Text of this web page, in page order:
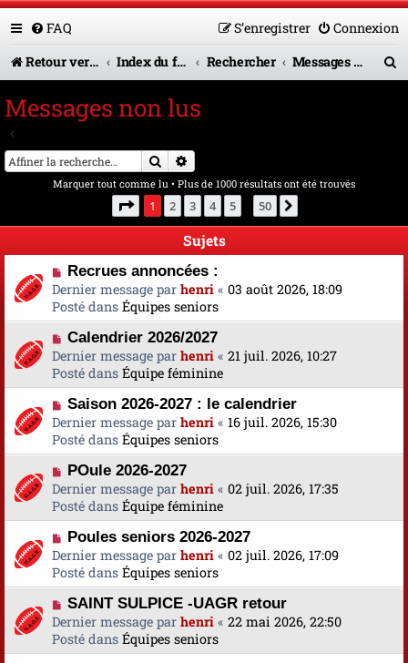
FAQ Connexion
S’enregistrer
Retour vers le site U.A.G.R.
Index du forum Rechercher Messages non lus
c
h
Messages non lus
Rechercher
Marquer tout comme lu • Plus de 1000 résultats ont été trouvés
Page 1sur50
1 2 3 4 5 50
Sujets
N
o
u
v
e
a
u
m
e
s
s
a
g
e
Recrues annoncées :
Dernier message par henri « 03 août 2026, 18:09
Posté dans Équipes seniors
N
o
u
v
e
a
u
m
e
s
s
a
g
e
Calendrier 2026/2027
Dernier message par henri « 21 juil. 2026, 10:27
Posté dans Équipe féminine
N
o
u
v
e
a
u
m
e
s
s
a
g
e
Saison 2026-2027 : le calendrier
Dernier message par henri « 16 juil. 2026, 15:30
Posté dans Équipes seniors
N
o
u
v
e
a
u
m
e
s
s
a
POule 2026-2027
Dernier message par henri « 02 juil. 2026, 17:35
Posté dans Équipe féminine
N
o
u
v
e
a
u
m
Poules seniors 2026-2027
Dernier message par henri « 02 juil. 2026, 17:09
Posté dans Équipes seniors
N
o
u
v
SAINT SULPICE -UAGR retour
Dernier message par henri « 22 mai 2026, 22:50
Posté dans Équipes seniors